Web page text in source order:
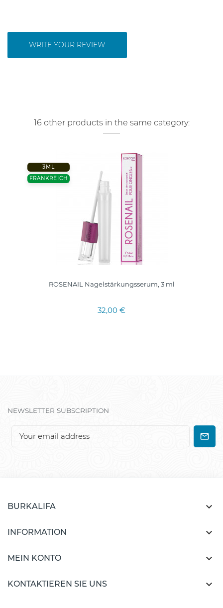
WRITE YOUR REVIEW
16 other products in the same category:
3ML
FRANKREICH
ROSENAIL Nagelstärkungsserum, 3 ml
32,00 €
NEWSLETTER SUBSCRIPTION
BURKALIFA 
INFORMATION 
MEIN KONTO 
KONTAKTIEREN SIE UNS 